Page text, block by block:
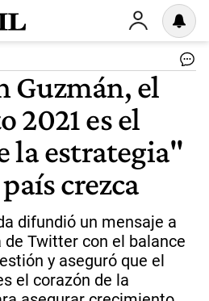
Guzmán, el
2021 es el
la estrategia"
crezca
difundió un mensaje a
Twitter con el balance
y aseguró que el
el corazón de la